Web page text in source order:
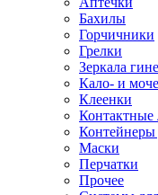
Бахилы
Горчичники
Грелки
Зеркала
Кало- и
Клеенки
Контактные
Контейнеры
Маски
Перчатки
Прочее